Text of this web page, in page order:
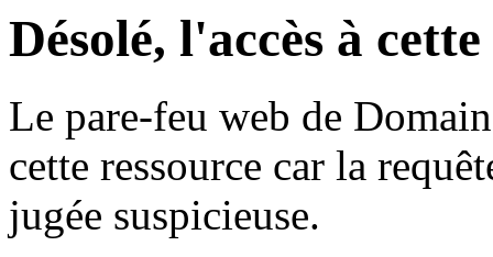
Désolé, l'accès à
Le pare-feu web de
cette ressource car la
jugée suspicieuse.